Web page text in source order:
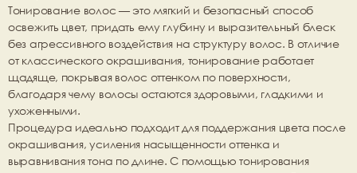
Тонирование волос — это мягкий и безопасный способ
освежить цвет, придать ему глубину и выразительный блеск
без агрессивного воздействия на структуру волос. В отличие
от классического окрашивания, тонирование работает
щадяще, покрывая волос оттенком по поверхности,
благодаря чему волосы остаются здоровыми, гладкими и
ухоженными.
Процедура идеально подходит для поддержания цвета после
окрашивания, усиления насыщенности оттенка и
выравнивания тона по длине. С помощью тонирования